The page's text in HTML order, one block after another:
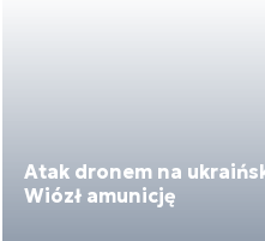
Atak dronem na
Wiózł amunicję